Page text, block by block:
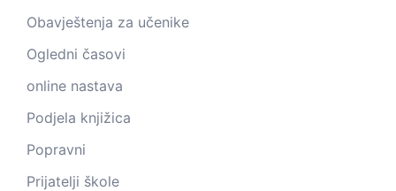
Obavještenja za učenike
Ogledni časovi
online nastava
Podjela knjižica
Popravni
Prijatelji škole